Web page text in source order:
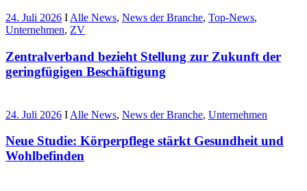
24. Juli 2026 I Alle News, News der Branche, Top-News,
Unternehmen, ZV
Zentralverband bezieht Stellung zur Zukunft der
geringfügigen Beschäftigung
24. Juli 2026 I Alle News, News der Branche, Unternehmen
Neue Studie: Körperpflege stärkt Gesundheit und
Wohlbefinden